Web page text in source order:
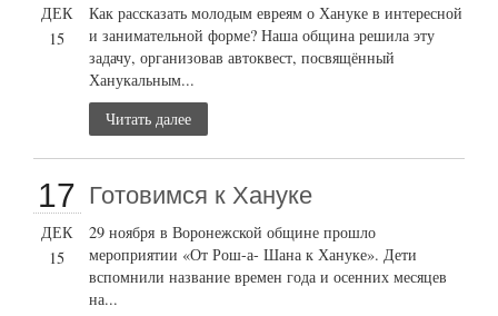
ДЕК
15
Как рассказать молодым евреям о Хануке в интересной
и занимательной форме? Наша община решила эту
задачу, организовав автоквест, посвящённый
Ханукальным...
Читать далее
17
ДЕК
15
Готовимся к Хануке
29 ноября в Воронежской общине прошло
мероприятии «От Рош-а- Шана к Хануке». Дети
вспомнили название времен года и осенних месяцев
на...